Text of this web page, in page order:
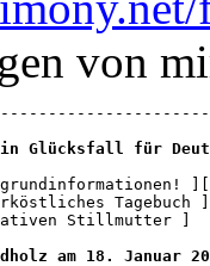
von
Glücksfall für
Tagebuch
Stillmutter ]
am 18. Januar